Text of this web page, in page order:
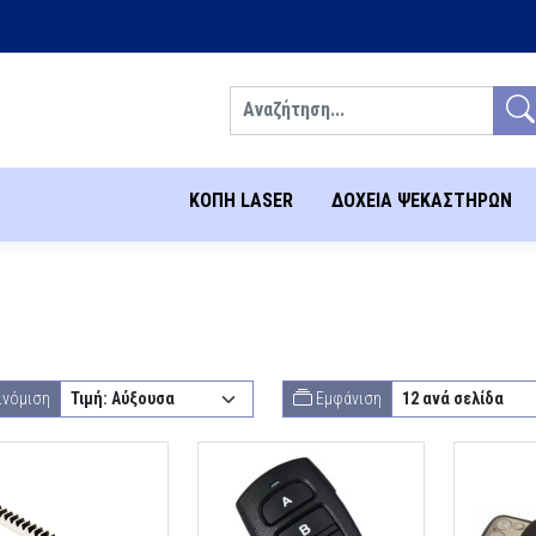
ΚΟΠΗ LASER ΔΟΧΕΙΑ ΨΕΚΑΣΤΗΡΩΝ
Εμφάνιση